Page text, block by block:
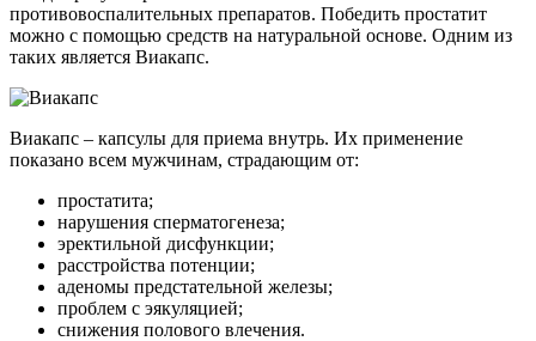
противовоспалительных препаратов. Победить простатит
можно с помощью средств на натуральной основе. Одним из
таких является Виакапс.
Виакапс – капсулы для приема внутрь. Их применение
показано всем мужчинам, страдающим от:
простатита;
нарушения сперматогенеза;
эректильной дисфункции;
расстройства потенции;
аденомы предстательной железы;
проблем с эякуляцией;
снижения полового влечения.